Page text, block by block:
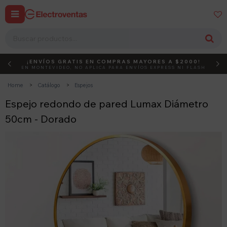
 
DEBUT ACTIVÁ EL CÓDIGO
¡ENVÍOS GRATIS EN COMPRAS MAYORES A $2000!
EN MONTEVIDEO, NO APLICA PARA ENVÍOS EXPRESS NI FLASH
Home Catálogo Espejos
Espejo redondo de pared Lumax Diámetro
50cm - Dorado